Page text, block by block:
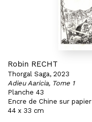
Robin RECHT
Thorgal Saga, 2023
Adieu Aaricia, Tome 1
Planche 43
Encre de Chine sur papier
44 x 33 cm